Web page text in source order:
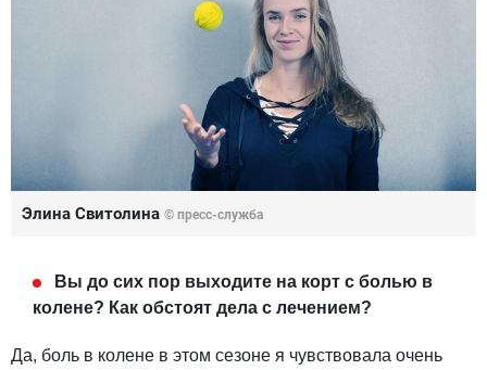
Элина Свитолина © пресс-служба
Вы до сих пор выходите на корт с болью в
колене? Как обстоят дела с лечением?
Да, боль в колене в этом сезоне я чувствовала очень